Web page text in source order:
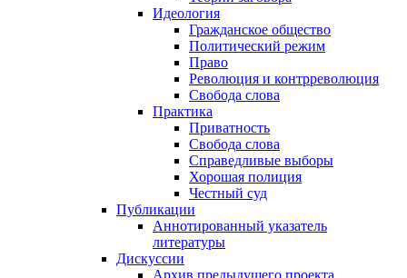
Идеология
Гражданское общество
Политический режим
Право
Революция и контрреволюция
Свобода слова
Практика
Приватность
Свобода слова
Справедливые выборы
Хорошая полиция
Честный суд
Публикации
Аннотированный указатель
литературы
Дискуссии
Архив предыдущего проекта